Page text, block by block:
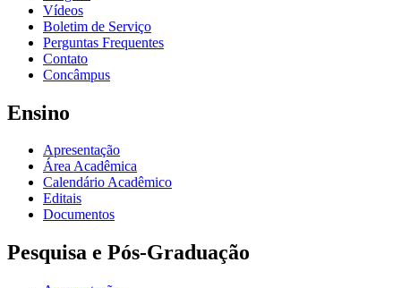
Vídeos
Boletim de Serviço
Perguntas Frequentes
Contato
Concâmpus
Ensino
Apresentação
Área Acadêmica
Calendário Acadêmico
Editais
Documentos
Pesquisa e Pós-Graduação